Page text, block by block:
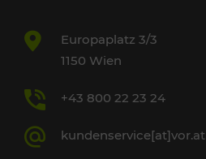
Europaplatz 3/3
1150 Wien
+43 800 22 23 24
kundenservice[at]vor.at